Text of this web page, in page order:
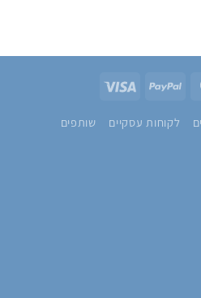
MasterCard
PayPal
לקוחות עסקיים שותפים